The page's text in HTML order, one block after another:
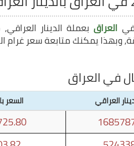
العراقبعملة الدينار
في العراق
العراقي السعر